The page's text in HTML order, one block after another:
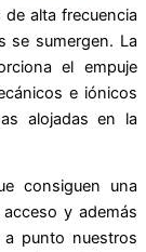
alta frecuencia
se sumergen. La
el empuje
e iónicos
alojadas en la
consiguen una
y además
punto nuestros